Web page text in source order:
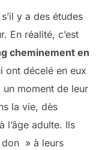
y a des études
En réalité, c’est
cheminement en
ont décelé en eux
un moment de leur
la vie, dès
l’âge adulte. Ils
» à leurs